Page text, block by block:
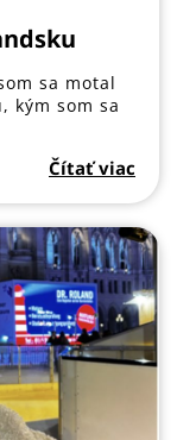
sa motal
kým som sa
Čítať viac